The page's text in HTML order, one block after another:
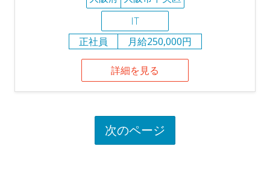
IT
正社員
月給250,000円
詳細を見る
次のページ